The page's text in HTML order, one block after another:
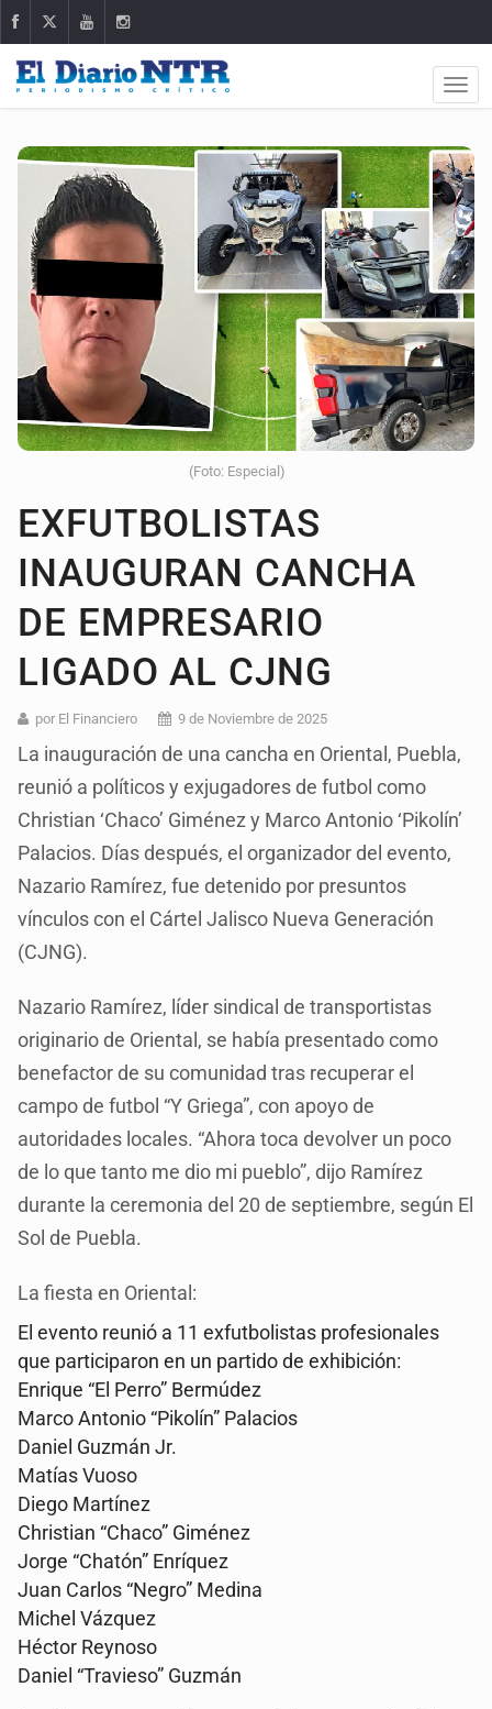
(Foto: Especial)
EXFUTBOLISTAS
INAUGURAN CANCHA
DE EMPRESARIO
LIGADO AL CJNG
por El Financiero 9 de Noviembre de 2025
La inauguración de una cancha en Oriental, Puebla,
reunió a políticos y exjugadores de futbol como
Christian ‘Chaco’ Giménez y Marco Antonio ‘Pikolín’
Palacios. Días después, el organizador del evento,
Nazario Ramírez, fue detenido por presuntos
vínculos con el Cártel Jalisco Nueva Generación
(CJNG).
Nazario Ramírez, líder sindical de transportistas
originario de Oriental, se había presentado como
benefactor de su comunidad tras recuperar el
campo de futbol “Y Griega”, con apoyo de
autoridades locales. “Ahora toca devolver un poco
de lo que tanto me dio mi pueblo”, dijo Ramírez
durante la ceremonia del 20 de septiembre, según El
Sol de Puebla.
La fiesta en Oriental:
El evento reunió a 11 exfutbolistas profesionales
que participaron en un partido de exhibición:
Enrique “El Perro” Bermúdez
Marco Antonio “Pikolín” Palacios
Daniel Guzmán Jr.
Matías Vuoso
Diego Martínez
Christian “Chaco” Giménez
Jorge “Chatón” Enríquez
Juan Carlos “Negro” Medina
Michel Vázquez
Héctor Reynoso
Daniel “Travieso” Guzmán